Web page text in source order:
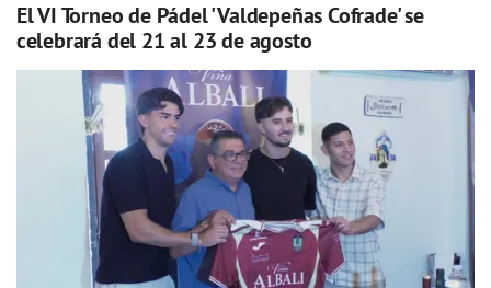
El VI Torneo de Pádel 'Valdepeñas Cofrade' se
celebrará del 21 al 23 de agosto